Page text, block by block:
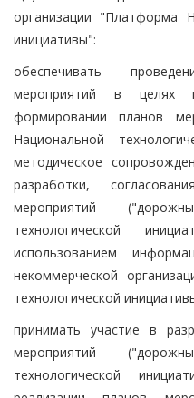
организации "Платформа
инициативы":
обеспечивать
мероприятий в целях
формировании планов
Национальной
методическое
разработки,
мероприятий
технологической
использованием
некоммерческой
технологической
принимать участие в
мероприятий
технологической